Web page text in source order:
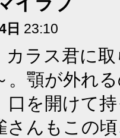
日 23:10
カラス君に
。顎が外れ
口を開けて
さんもこの